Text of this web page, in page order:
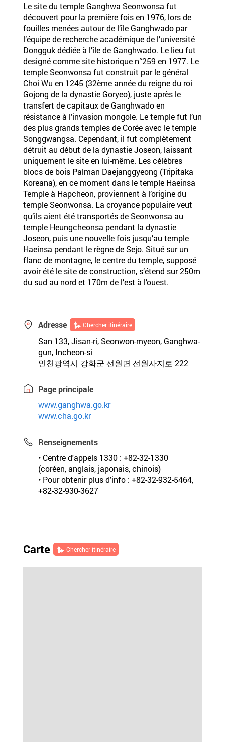
Le site du temple Ganghwa Seonwonsa fut
découvert pour la première fois en 1976, lors de
fouilles menées autour de l’île Ganghwado par
l’équipe de recherche académique de l’université
Dongguk dédiée à l’île de Ganghwado. Le lieu fut
designé comme site historique n°259 en 1977. Le
temple Seonwonsa fut construit par le général
Choi Wu en 1245 (32ème année du reigne du roi
Gojong de la dynastie Goryeo), juste après le
transfert de capitaux de Ganghwado en
résistance à l’invasion mongole. Le temple fut l’un
des plus grands temples de Corée avec le temple
Songgwangsa. Cependant, il fut complètement
détruit au début de la dynastie Joseon, laissant
uniquement le site en lui-même. Les célèbres
blocs de bois Palman Daejanggyeong (Tripitaka
Koreana), en ce moment dans le temple Haeinsa
Temple à Hapcheon, proviennent à l’origine du
temple Seonwonsa. La croyance populaire veut
qu’ils aient été transportés de Seonwonsa au
temple Heungcheonsa pendant la dynastie
Joseon, puis une nouvelle fois jusqu’au temple
Haeinsa pendant le règne de Sejo. Situé sur un
flanc de montagne, le centre du temple, supposé
avoir été le site de construction, s’étend sur 250m
du sud au nord et 170m de l’est à l’ouest.
Adresse Chercher itinéraire
San 133, Jisan-ri, Seonwon-myeon, Ganghwa-
gun, Incheon-si
인천광역시 강화군 선원면 선원사지로 222
Page principale
www.ganghwa.go.kr
www.cha.go.kr
Renseignements
• Centre d'appels 1330 : +82-32-1330
(coréen, anglais, japonais, chinois)
• Pour obtenir plus d'info : +82-32-932-5464,
+82-32-930-3627
Carte Chercher itinéraire